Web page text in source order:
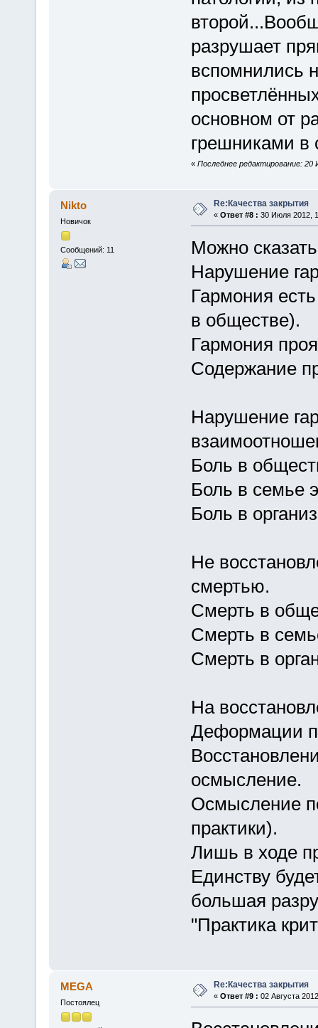
разрушает
вспомнились
основном от
грешниками в
« Последнее редактирование: 20
Nikto
Новичок
Сообщений: 11
Re:Качества закрытия
« Ответ #8 : 30 Июля 2012,
Можно
Нарушение
Гармония
в обществе).
Гармония
Содержание
Нарушение
Боль в
Боль в семье
Боль в
Не
смертью.
Смерть в
Смерть в
Смерть в
На
Деформации
осмысление.
Осмысление
практики).
Лишь в ходе
Единству
большая
"Практика
MEGA
Постоялец
Re:Качества закрытия
« Ответ #9 : 02 Августа